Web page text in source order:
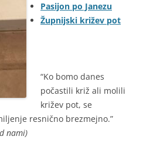
Pasijon po Janezu
Župnijski križev pot
“Ko bomo danes
počastili križ ali molili
križev pot, se
resnično brezmejno.”
nami)